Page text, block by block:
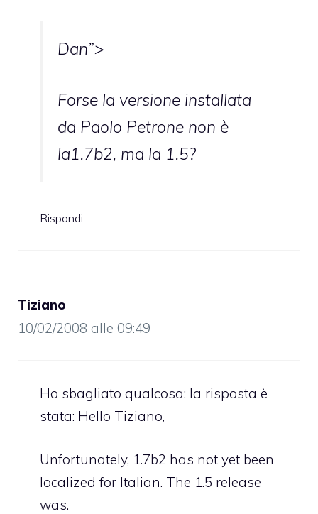
Dan”>
Forse la versione installata
da Paolo Petrone non è
la1.7b2, ma la 1.5?
Rispondi
Tiziano
10/02/2008 alle 09:49
Ho sbagliato qualcosa: la risposta è
stata: Hello Tiziano,
Unfortunately, 1.7b2 has not yet been
localized for Italian. The 1.5 release
was.